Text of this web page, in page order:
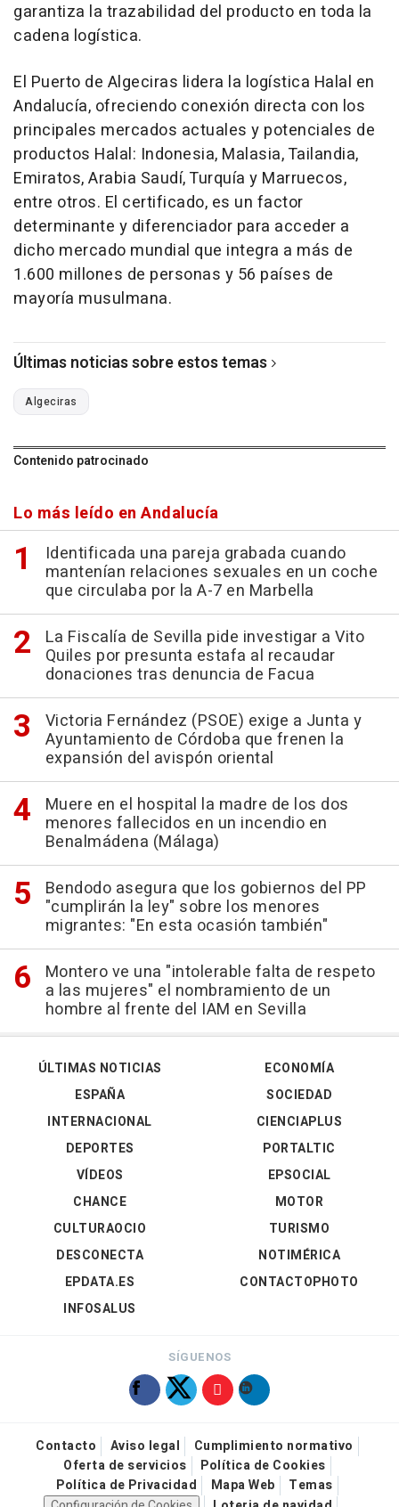
garantiza la trazabilidad del producto en toda la
cadena logística.
El Puerto de Algeciras lidera la logística Halal en
Andalucía, ofreciendo conexión directa con los
principales mercados actuales y potenciales de
productos Halal: Indonesia, Malasia, Tailandia,
Emiratos, Arabia Saudí, Turquía y Marruecos,
entre otros. El certificado, es un factor
determinante y diferenciador para acceder a
dicho mercado mundial que integra a más de
1.600 millones de personas y 56 países de
mayoría musulmana.
Últimas noticias sobre estos temas
Algeciras
Contenido patrocinado
Lo más leído en Andalucía
Identificada una pareja grabada cuando
mantenían relaciones sexuales en un coche
que circulaba por la A-7 en Marbella
La Fiscalía de Sevilla pide investigar a Vito
Quiles por presunta estafa al recaudar
donaciones tras denuncia de Facua
Victoria Fernández (PSOE) exige a Junta y
Ayuntamiento de Córdoba que frenen la
expansión del avispón oriental
Muere en el hospital la madre de los dos
menores fallecidos en un incendio en
Benalmádena (Málaga)
Bendodo asegura que los gobiernos del PP
"cumplirán la ley" sobre los menores
migrantes: "En esta ocasión también"
Montero ve una "intolerable falta de respeto
a las mujeres" el nombramiento de un
hombre al frente del IAM en Sevilla
ÚLTIMAS NOTICIAS
ESPAÑA
INTERNACIONAL
DEPORTES
VÍDEOS
ECONOMÍA
SOCIEDAD
CIENCIAPLUS
PORTALTIC
EPSOCIAL
CHANCE
CULTURAOCIO
DESCONECTA
EPDATA.ES
INFOSALUS
MOTOR
TURISMO
NOTIMÉRICA
CONTACTOPHOTO
SÍGUENOS
Contacto Aviso legal
Cumplimiento normativo
Oferta de servicios
Política de Cookies
Política de Privacidad
Mapa Web
Temas